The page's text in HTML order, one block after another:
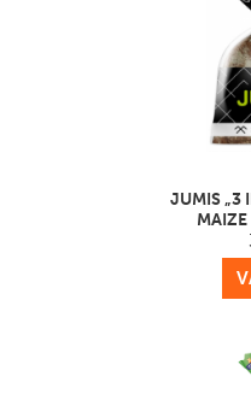
JUMIS „3
MAIZE